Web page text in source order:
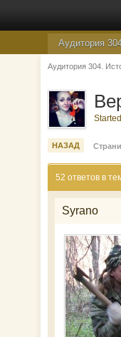
Аудитория
Аудитория 304.
НАЗАД
52 ответов в
Syrano